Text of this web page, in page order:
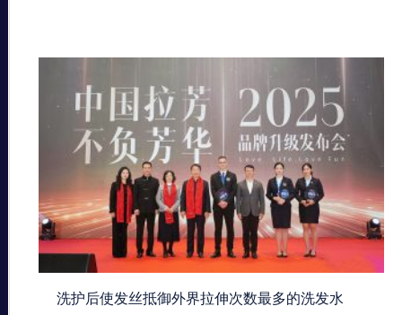
洗护后使发丝抵御外界拉伸次数最多的洗发水